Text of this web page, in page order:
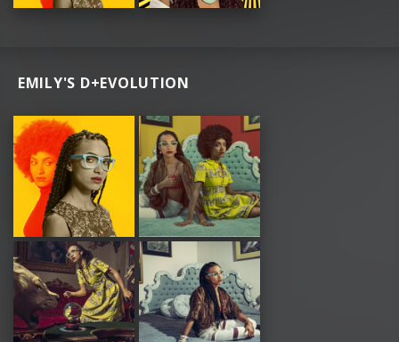
EMILY'S D+EVOLUTION